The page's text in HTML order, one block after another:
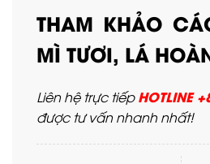
THAM KHẢO
MÌ TƯƠI, LÁ
Liên hệ trực tiếpHOTLINE
được tư vấn nhanh nhất!